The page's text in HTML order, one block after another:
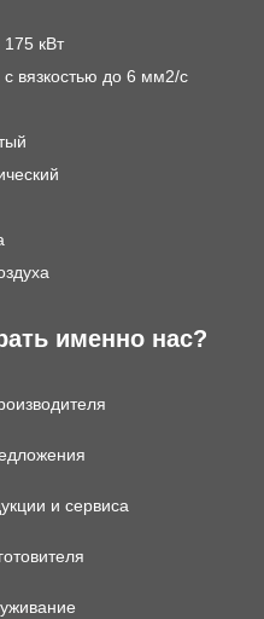
кВт
с вязкостью до 6 мм2/с
именно нас?
и сервиса